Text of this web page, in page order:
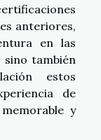
anteriores,
en las
sino también
estos
de
y